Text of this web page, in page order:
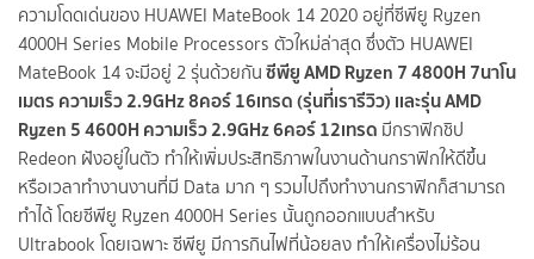
ความโดดเด่นของ HUAWEI MateBook 14 2020 อยู่ที่ซีพียู Ryzen
4000H Series Mobile Processors ตัวใหม่ล่าสุด ซึ่งตัว HUAWEI
MateBook 14 จะมีอยู่ 2 รุ่นด้วยกันซีพียู AMD Ryzen 7 4800H 7นาโน
เมตร ความเร็ว 2.9GHz 8คอร์ 16เทรด (รุ่นที่เรารีวิว) เเละรุ่น AMD
Ryzen 5 4600H ความเร็ว 2.9GHz 6คอร์ 12เทรด มีกราฟิกชิป
Redeon ฝังอยู่ในตัว ทำให้เพิ่มประสิทธิภาพในงานด้านกราฟิกให้ดีขึ้น
หรือเวลาทำงานงานที่มี Data มาก ๆ รวมไปถึงทำงานกราฟิกก็สามารถ
ทำได้ โดยซีพียู Ryzen 4000H Series นั้นถูกออกแบบสำหรับ
Ultrabook โดยเฉพาะ ซีพียู มีการกินไฟที่น้อยลง ทำให้เครื่องไม่ร้อน